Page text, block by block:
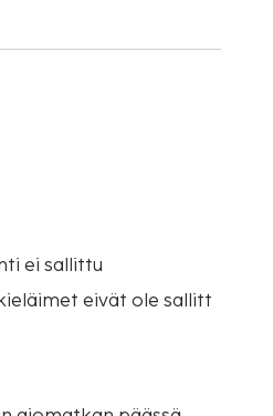
ei sallittu
eivät ole sallitt